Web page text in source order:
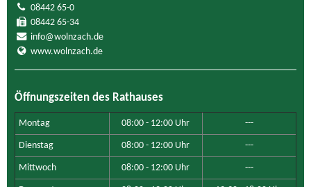
08442 65-0
08442 65-34
info@wolnzach.de
www.wolnzach.de
Öffnungszeiten des Rathauses
Montag 08:00 - 12:00 Uhr ---
Dienstag 08:00 - 12:00 Uhr ---
Mittwoch 08:00 - 12:00 Uhr ---